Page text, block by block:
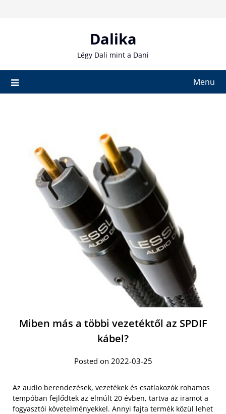
Dalika
Légy Dali mint a Dani
Menu
Miben más a többi vezetéktől az SPDIF
kábel?
Posted on 2022-03-25
Az audio berendezések, vezetékek és csatlakozók rohamos
tempóban fejlődtek az elmúlt 20 évben, tartva az iramot a
fogyasztói követelményekkel. Annyi fajta termék közül lehet